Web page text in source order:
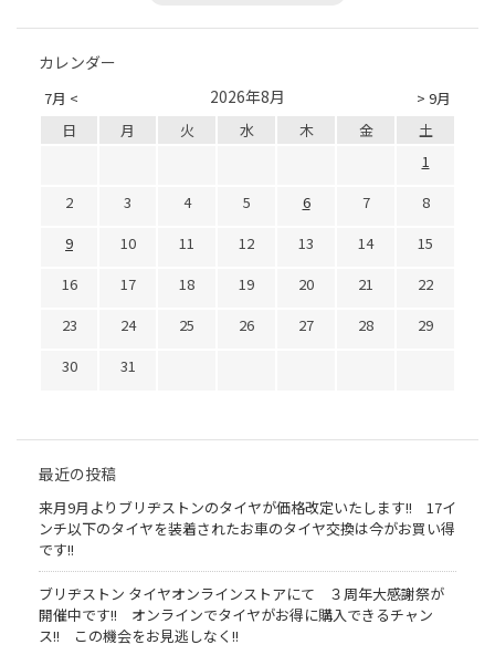
カレンダー
7月 < > 9月
2026年8月
日 月 火 水 木 金
土
1
2
3 4 5 6 7
8
9
10 11 12 13 14
15
16
17 18 19 20 21
22
23
24 25 26 27 28
29
30
31
最近の投稿
来月9月よりブリヂストンのタイヤが価格改定いたします!! 17イ
ンチ以下のタイヤを装着されたお車のタイヤ交換は今がお買い得
です!!
ブリヂストン タイヤオンラインストアにて ３周年大感謝祭が
開催中です!! オンラインでタイヤがお得に購入できるチャン
ス!! この機会をお見逃しなく!!